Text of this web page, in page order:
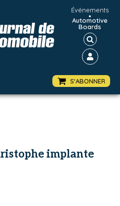
Événements
•
Automotive
Boards
S'ABONNER
implante